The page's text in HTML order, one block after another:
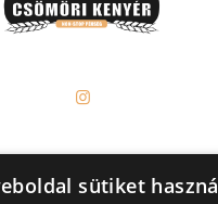
2000 Kft.
sütiket